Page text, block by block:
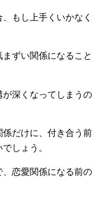
もし上手くいかなく
ずい関係になること
深くなってしまうの
だけに、付き合う前
しょう。
恋愛関係になる前の